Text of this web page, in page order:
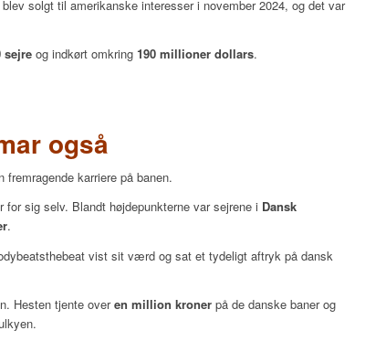
solgt til amerikanske interesser i november 2024, og det var
sejre og indkørt omkring 190 millioner dollars.
også
fremragende karriere på banen.
sig selv. Blandt højdepunkterne var sejrene i Dansk
.
vist sit værd og sat et tydeligt aftryk på dansk
Hesten tjente overen million kroner på de danske baner og